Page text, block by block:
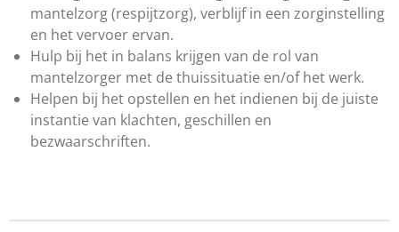
mantelzorg (respijtzorg), verblijf in een zorginstelling
en het vervoer ervan.
Hulp bij het in balans krijgen van de rol van
mantelzorger met de thuissituatie en/of het werk.
Helpen bij het opstellen en het indienen bij de juiste
instantie van klachten, geschillen en
bezwaarschriften.